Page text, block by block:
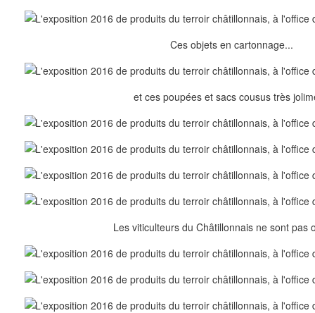
Ces objets en cartonnage...
et ces poupées et sacs cousus très
Les viticulteurs du Châtillonnais ne sont pas